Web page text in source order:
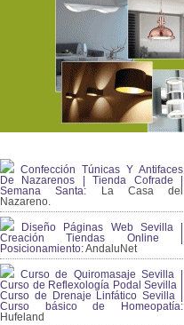
Confección Túnicas Y Antifaces
De Nazarenos | Tienda Cofrade |
Semana Santa: La Casa del
Nazareno.
Diseño Páginas Web Sevilla |
Creación Tiendas Online |
Posicionamiento:AndaluNet
Curso de Quiromasaje Sevilla |
Curso de Reflexología Podal Sevilla |
Curso de Drenaje Linfático Sevilla |
Curso básico de Homeopatía:
Hufeland